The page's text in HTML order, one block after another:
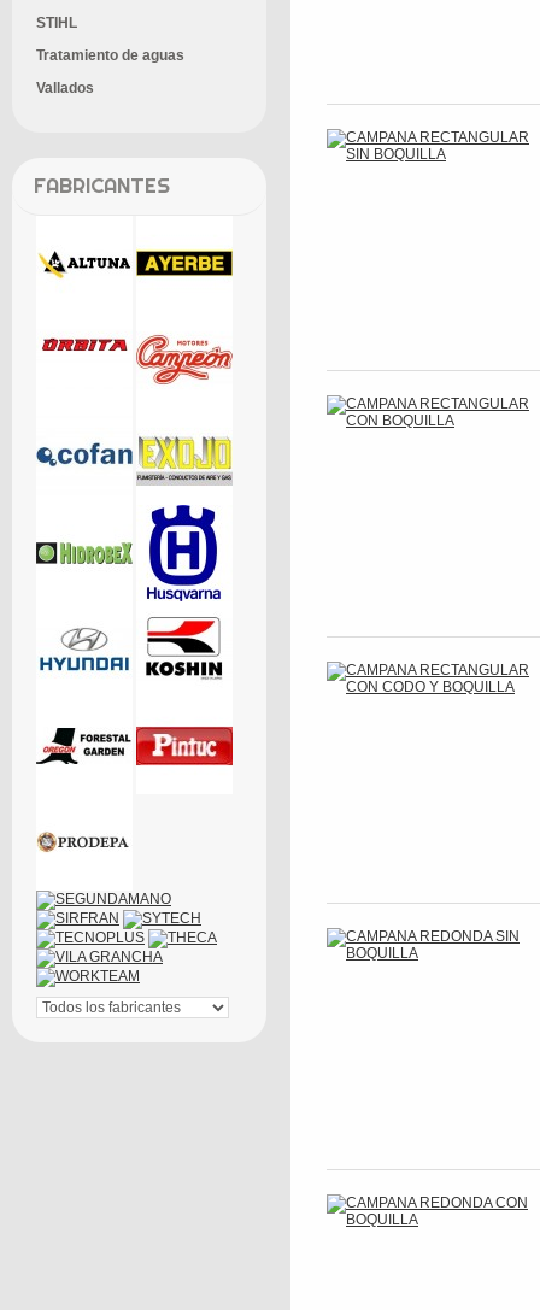
STIHL
Tratamiento de aguas
Vallados
FABRICANTES